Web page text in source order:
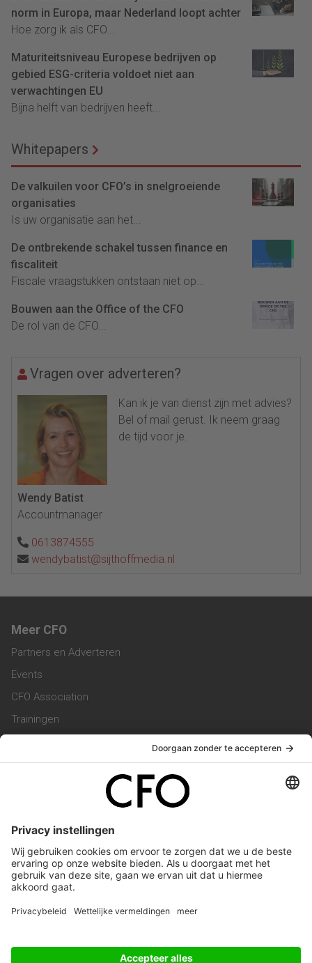
norm in Europa, maar Nederland loopt achter
Hoe zorg ik als CFO...
Maturiteitsniveau Europese bedrijven op
gebied ESG-criteria voldoet niet aan
verwachtingen EU
Bijna helft van bedrijven heeft...
Whitepapers
De valkuilen voor CFO’s in snelgroeiende
organisaties
Is uw organisatie aan het...
De ontbrekende schakel tussen finance en
fiscaliteit
Fiscale vraagstukken ontstaan niet op...
Bouwen aan the Office of the CFO
De rol van de CFO...
Vragen over adverteren?
Kan ik je van dienst zijn met advies?
Bel of mail gerust. Ik neem graag
de tijd voor je.
Wendy Batist
Accountmanager
0613874555
wendybatist@sijthoffmedia.nl
Meer CFO
Partners en Adverteren
Events
CFO Association
Trainingen
Vacatures
Service & Contact
Werken bij ons
Privacy Statement
Algemene Voorwaarden